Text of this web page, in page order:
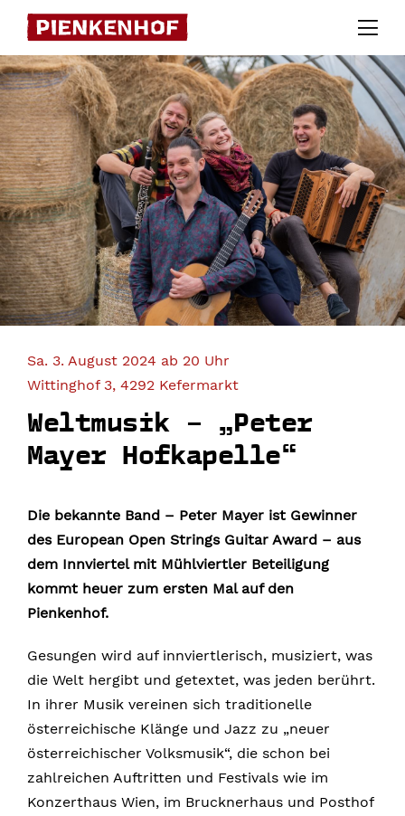
Skip
content
Sa. 3. August 2024 ab 20 Uhr
Wittinghof 3, 4292 Kefermarkt
Weltmusik – „Peter
Mayer Hofkapelle“
Die bekannte Band – Peter Mayer ist Gewinner
des European Open Strings Guitar Award – aus
dem Innviertel mit Mühlviertler Beteiligung
kommt heuer zum ersten Mal auf den
Pienkenhof.
Gesungen wird auf innviertlerisch, musiziert, was
die Welt hergibt und getextet, was jeden berührt.
In ihrer Musik vereinen sich traditionelle
österreichische Klänge und Jazz zu „neuer
österreichischer Volksmusik“, die schon bei
zahlreichen Auftritten und Festivals wie im
Konzerthaus Wien, im Brucknerhaus und Posthof